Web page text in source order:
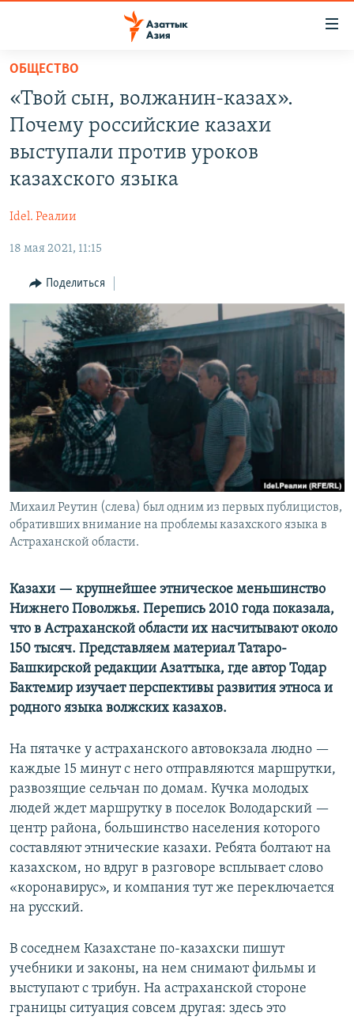
Вернуться
основному
содержанию
главной
Вернутся
ВОЙНА В УКРАИНЕ
ЎЗБЕКЧА
ТОҶИКӢ
TÜRKMENÇE
ПОДПИШИТЕСЬ НА НАС В СОЦСЕТЯХ
Все сайты РСЕ/РС
ОБЩЕСТВО
«Твой сын, волжанин-казах».
Почему российские казахи
выступали против уроков
казахского языка
Idel. Реалии
18 мая 2021, 11:15
Поделиться
Михаил Реутин (слева) был одним из первых публицистов,
обративших внимание на проблемы казахского языка в
Астраханской области.
Казахи — крупнейшее этническое меньшинство
Нижнего Поволжья. Перепись 2010 года показала,
что в Астраханской области их насчитывают около
150 тысяч. Представляем материал Татаро-
Башкирской редакции Азаттыка, где автор Тодар
Бактемир изучает перспективы развития этноса и
родного языка волжских казахов.
На пятачке у астраханского автовокзала людно —
каждые 15 минут с него отправляются маршрутки,
развозящие сельчан по домам. Кучка молодых
людей ждет маршрутку в поселок Володарский —
центр района, большинство населения которого
составляют этнические казахи. Ребята болтают на
казахском, но вдруг в разговоре всплывает слово
«коронавирус», и компания тут же переключается
на русский.
В соседнем Казахстане по-казахски пишут
учебники и законы, на нем снимают фильмы и
выступают с трибун. На астраханской стороне
границы ситуация совсем другая: здесь это